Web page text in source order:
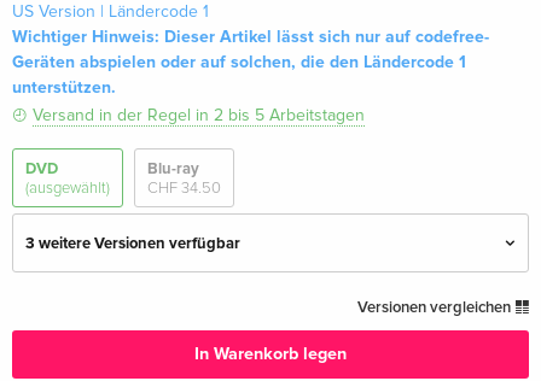
US Version | Ländercode 1
Wichtiger Hinweis: Dieser Artikel lässt sich nur auf codefree-
Geräten abspielen oder auf solchen, die den Ländercode 1
unterstützen.
Versand in der Regel in 2 bis 5 Arbeitstagen
DVD
(ausgewählt)
Blu-ray
CHF 34.50
3 weitere Versionen verfügbar
CHF 27.50
Versionen vergleichen
In Warenkorb legen